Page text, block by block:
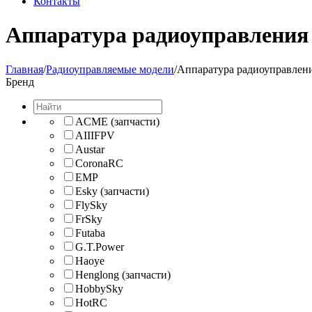
Аппаратура радиоуправления
Главная/Радиоуправляемые модели/Аппаратура
Бренд
ACME (запчасти)
AIIIFPV
Austar
CoronaRC
EMP
Esky (запчасти)
FlySky
FrSky
Futaba
G.T.Power
Haoye
Henglong (запчасти)
HobbySky
HotRC